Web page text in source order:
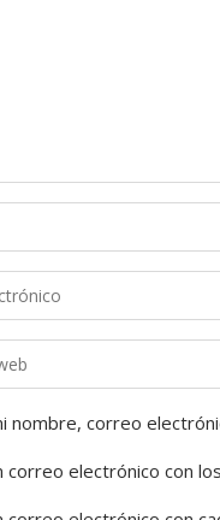
nombre, correo
correo electrónico con